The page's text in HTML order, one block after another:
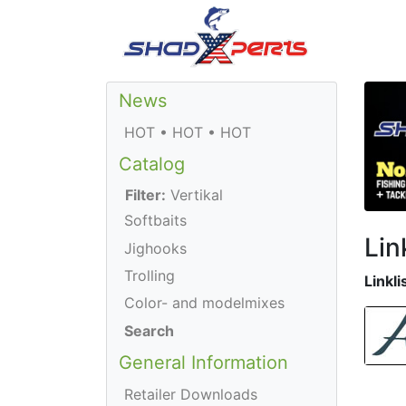
News
HOT • HOT • HOT
Catalog
Filter: Vertikal
Softbaits
Jighooks
Trolling
Color- and modelmixes
Search
General Information
Retailer Downloads